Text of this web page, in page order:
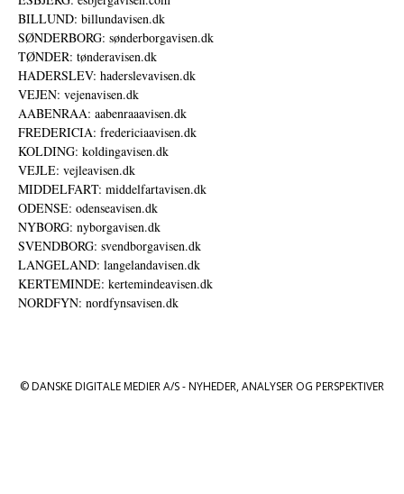
BILLUND: billundavisen.dk
SØNDERBORG: sønderborgavisen.dk
TØNDER: tønderavisen.dk
HADERSLEV: haderslevavisen.dk
VEJEN: vejenavisen.dk
AABENRAA: aabenraaavisen.dk
FREDERICIA: fredericiaavisen.dk
KOLDING: koldingavisen.dk
VEJLE: vejleavisen.dk
MIDDELFART: middelfartavisen.dk
ODENSE: odenseavisen.dk
NYBORG: nyborgavisen.dk
SVENDBORG: svendborgavisen.dk
LANGELAND: langelandavisen.dk
KERTEMINDE: kertemindeavisen.dk
NORDFYN: nordfynsavisen.dk
© DANSKE DIGITALE MEDIER A/S - NYHEDER, ANALYSER OG PERSPEKTIVER